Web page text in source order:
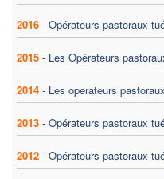
2016 - Opérateurs pastoraux
2015 - Les Opérateurs
2014 - Les operateurs
2013 - Opérateurs pastoraux
2012 - Opérateurs pastoraux